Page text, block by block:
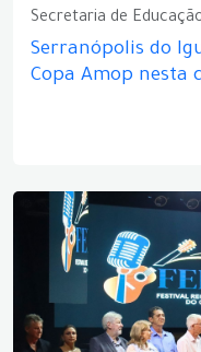
Secretaria de
Serranópolis do
Copa Amop nesta